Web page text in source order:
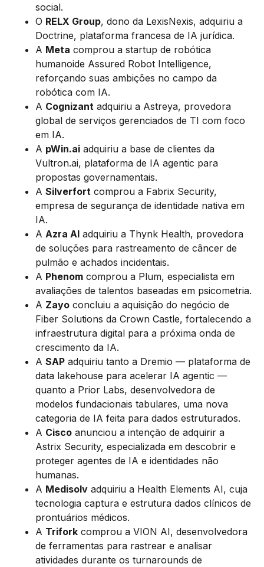
social.
O RELX Group, dono da LexisNexis, adquiriu a
Doctrine, plataforma francesa de IA jurídica.
A Meta comprou a startup de robótica
humanoide Assured Robot Intelligence,
reforçando suas ambições no campo da
robótica com IA.
A Cognizant adquiriu a Astreya, provedora
global de serviços gerenciados de TI com foco
em IA.
A pWin.ai adquiriu a base de clientes da
Vultron.ai, plataforma de IA agentic para
propostas governamentais.
A Silverfort comprou a Fabrix Security,
empresa de segurança de identidade nativa em
IA.
A Azra AI adquiriu a Thynk Health, provedora
de soluções para rastreamento de câncer de
pulmão e achados incidentais.
A Phenom comprou a Plum, especialista em
avaliações de talentos baseadas em psicometria.
A Zayo concluiu a aquisição do negócio de
Fiber Solutions da Crown Castle, fortalecendo a
infraestrutura digital para a próxima onda de
crescimento da IA.
A SAP adquiriu tanto a Dremio — plataforma de
data lakehouse para acelerar IA agentic —
quanto a Prior Labs, desenvolvedora de
modelos fundacionais tabulares, uma nova
categoria de IA feita para dados estruturados.
A Cisco anunciou a intenção de adquirir a
Astrix Security, especializada em descobrir e
proteger agentes de IA e identidades não
humanas.
A Medisolv adquiriu a Health Elements AI, cuja
tecnologia captura e estrutura dados clínicos de
prontuários médicos.
A Trifork comprou a VION AI, desenvolvedora
de ferramentas para rastrear e analisar
atividades durante os turnarounds de